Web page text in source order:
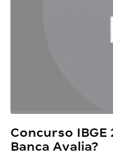
Concurso
Banca Avalia?